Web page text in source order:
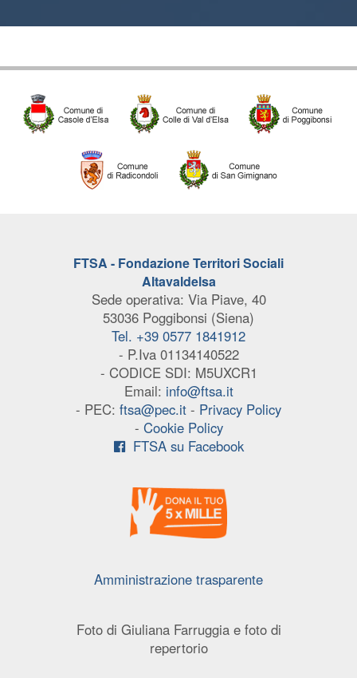
FTSA - Fondazione Territori Sociali
Altavaldelsa
Sede operativa: Via Piave, 40
53036 Poggibonsi (Siena)
Tel. +39 0577 1841912
- P.Iva 01134140522
- CODICE SDI: M5UXCR1
Email: info@ftsa.it
- PEC: ftsa@pec.it - Privacy Policy
- Cookie Policy
FTSA su Facebook
Amministrazione trasparente
Foto di Giuliana Farruggia e foto di
repertorio